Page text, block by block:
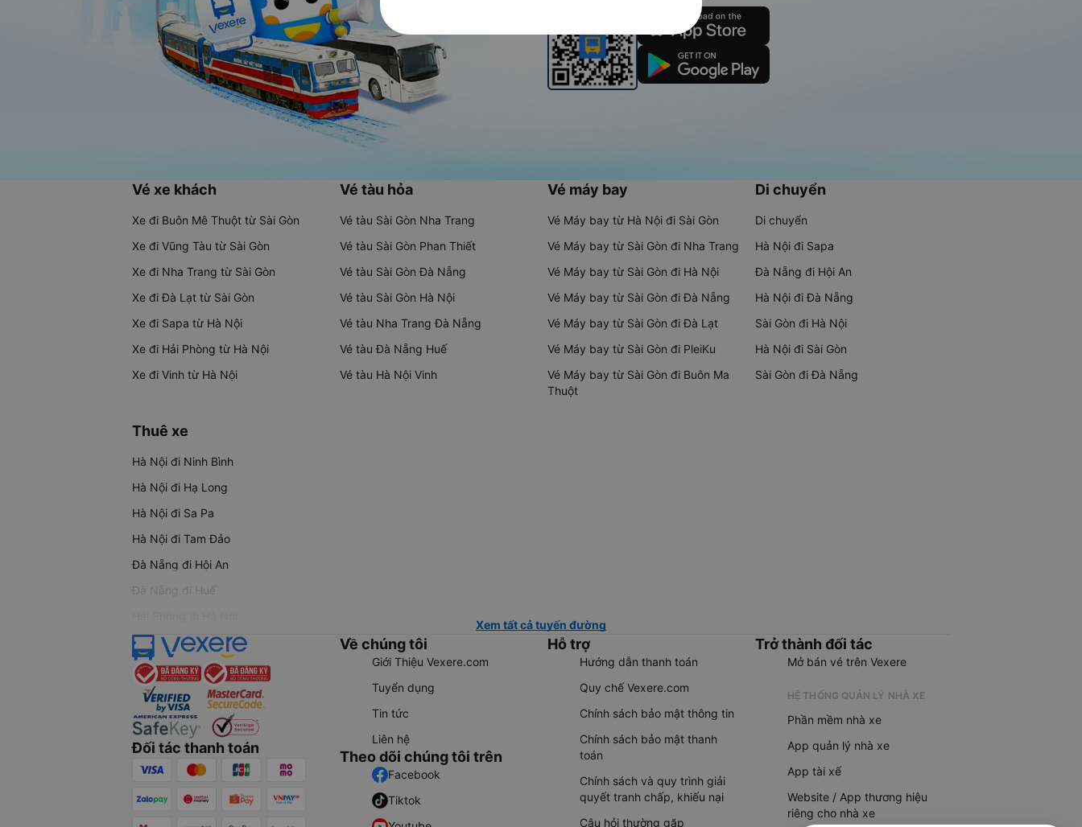
Vé xe khách
Xe đi Buôn Mê Thuột từ Sài Gòn
Xe đi Vũng Tàu từ Sài Gòn
Xe đi Nha Trang từ Sài Gòn
Xe đi Đà Lạt từ Sài Gòn
Xe đi Sapa từ Hà Nội
Xe đi Hải Phòng từ Hà Nội
Xe đi Vinh từ Hà Nội
Vé tàu hỏa
Vé tàu Sài Gòn Nha Trang
Vé tàu Sài Gòn Phan Thiết
Vé tàu Sài Gòn Đà Nẵng
Vé tàu Sài Gòn Hà Nội
Vé tàu Nha Trang Đà Nẵng
Vé tàu Đà Nẵng Huế
Vé tàu Hà Nội Vinh
Vé máy bay
Vé Máy bay từ Hà Nội đi Sài Gòn
Vé Máy bay từ Sài Gòn đi Nha Trang
Vé Máy bay từ Sài Gòn đi Hà Nội
Vé Máy bay từ Sài Gòn đi Đà Nẵng
Vé Máy bay từ Sài Gòn đi Đà Lạt
Vé Máy bay từ Sài Gòn đi PleiKu
Vé Máy bay từ Sài Gòn đi Buôn Ma
Thuột
Di chuyển
Di chuyển
Hà Nội đi Sapa
Đà Nẵng đi Hội An
Hà Nội đi Đà Nẵng
Sài Gòn đi Hà Nội
Hà Nội đi Sài Gòn
Sài Gòn đi Đà Nẵng
Thuê xe
Hà Nội đi Ninh Bình
Hà Nội đi Hạ Long
Hà Nội đi Sa Pa
Hà Nội đi Tam Đảo
Đà Nẵng đi Hội An
Đà Nẵng đi Huế
Xem tất cả tuyến đường
Đối tác thanh toán
Về chúng tôi
Giới Thiệu Vexere.com
Tuyển dụng
Tin tức
Liên hệ
Theo dõi chúng tôi trên
Facebook
Tiktok
Hỗ trợ
Hướng dẫn thanh toán
Quy chế Vexere.com
Chính sách bảo mật thông tin
Chính sách bảo mật thanh
toán
Chính sách và quy trình giải
quyết tranh chấp, khiếu nại
Câu hỏi thường gặp
Trở thành đối tác
Mở bán vé trên Vexere
HỆ THỐNG QUẢN LÝ NHÀ XE
Phần mềm nhà xe
App quản lý nhà xe
App tài xế
Website / App thương hiệu
riêng cho nhà xe